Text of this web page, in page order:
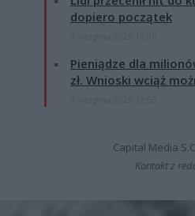
dopiero początek
Pieniądze dla
zł. Wnioski wciąż
Capital Media
Kontakt z